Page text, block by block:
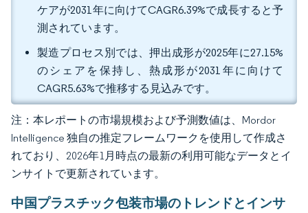
ケアが2031年に向けてCAGR6.39%で成長すると予
測されています。
製造プロセス別では、押出成形が2025年に27.15%
のシェアを保持し、熱成形が2031年に向けて
CAGR5.63%で推移する見込みです。
注：本レポートの市場規模および予測数値は、Mordor
Intelligence 独自の推定フレームワークを使用して作成さ
れており、2026年1月時点の最新の利用可能なデータとイ
ンサイトで更新されています。
中国プラスチック包装市場のトレンドとインサ